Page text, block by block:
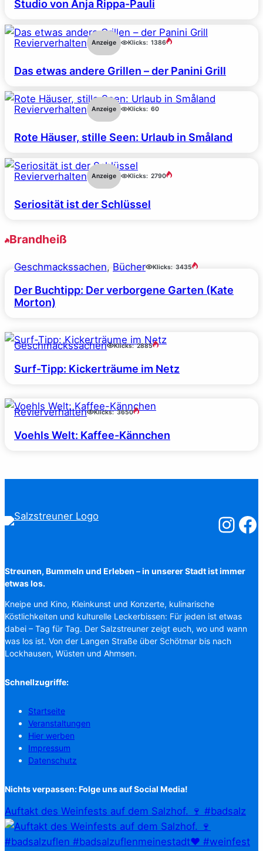
Studio von Anja Rippa-Pauli
Revierverhalten Anzeige Klicks: 1386
Das etwas andere Grillen – der Panini Grill
Revierverhalten Anzeige Klicks: 60
Rote Häuser, stille Seen: Urlaub in Småland
Revierverhalten Anzeige Klicks: 2790
Seriosität ist der Schlüssel
Brandheiß
Geschmackssachen, Bücher Klicks: 3435
Der Buchtipp: Der verborgene Garten (Kate
Morton)
Geschmackssachen Klicks: 2885
Surf-Tipp: Kickerträume im Netz
Revierverhalten Klicks: 3650
Voehls Welt: Kaffee-Kännchen
Streunen, Bummeln und Erleben – in unserer Stadt ist immer
etwas los.
Kneipe und Kino, Kleinkunst und Konzerte, kulinarische
Köstlichkeiten und kulturelle Leckerbissen: Für jeden ist etwas
dabei – Tag für Tag. Der Salzstreuner zeigt euch, wo und wann
was los ist. Von der Langen Straße über Schötmar bis nach
Lockhausen, Wüsten und Ahmsen.
Schnellzugriffe:
Startseite
Veranstaltungen
Hier werben
Impressum
Datenschutz
Nichts verpassen: Folge uns auf Social Media!
Auftakt des Weinfests auf dem Salzhof. 🍷 #badsalz